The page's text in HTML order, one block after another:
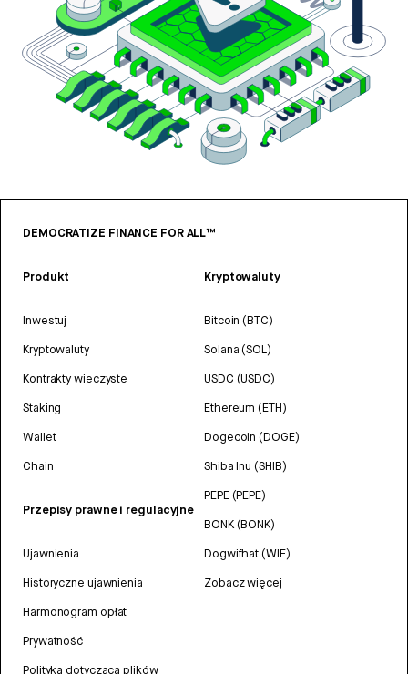
DEMOCRATIZE FINANCE FOR ALL™
Produkt
Inwestuj
Kryptowaluty
Kontrakty wieczyste
Staking
Wallet
Chain
Przepisy prawne i regulacyjne
Ujawnienia
Historyczne ujawnienia
Harmonogram opłat
Prywatność
Polityka dotycząca plików
Kryptowaluty
Bitcoin (BTC)
Solana (SOL)
USDC (USDC)
Ethereum (ETH)
Dogecoin (DOGE)
Shiba Inu (SHIB)
PEPE (PEPE)
BONK (BONK)
Dogwifhat (WIF)
Zobacz więcej